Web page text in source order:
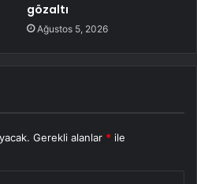
gözaltı
Ağustos 5, 2026
Gerekli alanlar * ile